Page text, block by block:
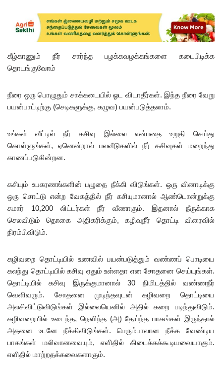
கீழ்காணும் நீர் சார்ந்த பழக்கவழக்கங்களை கடைபிடிக்க
தொடங்குவோம்
நீரை ஒரு பொழுதும் சாக்கடையில் ஓட விடாதீர்கள். இந்த நீரை வேறு
பயன்பாட்டிற்கு (செடிகளுக்கு, கழுவ) பயன்படுத்தலாம்.
உங்கள் வீட்டில் நீர் கசிவு இல்லை என்பதை உறுதி செய்து
கொள்ளுங்கள், ஏனென்றால் பலவீடுகளில் நீர் கசிவுகள் மறைந்து
காணப்படுகின்றன.
கசியும் உபகரணங்களின் பழுதை நீக்கி விடுங்கள். ஒரு வினாடிக்கு
ஒரு சொட்டு என்ற வேகத்தில் நீர் கசியுமானால் ஆண்டொன்றுக்கு
சுமார் 10,200 லிட்டர்கள் நீர் வீணாகும். இதனால் நீருக்காக
செலவிடும் தொகை அதிகரிக்கும், கழிவுநீர் தொட்டி விரைவில்
நிரம்பிவிடும்.
கழிவறை தொட்டியில் உணவில் பயன்படுத்தும் வண்ணப் பொடியை
கலந்து தொட்டியில் கசிவு ஏதும் உள்ளதா என சோதனை செய்யுங்கள்.
தொட்டியில் கசிவு இருக்குமானால் 30 நிமிடத்தில் வண்ணநீர்
வெளிவரும். சோதனை முடிந்தவுடன் கழிவறை தொட்டியை
அலசிவிட்டுவிடுங்கள் இல்லையெனில் அதில் கறை படிந்துவிடும்.
கழிவறையில் உடைந்த, நெளிந்த (அ) தேய்ந்த பாகங்கள் இருந்தால்
அதனை உடனே நீக்கிவிடுங்கள். பெரும்பாலான நீக்க வேண்டிய
பாகங்கள் மலிவானவையும், எளிதில் கிடைக்கக்கூடியவையாகும்.
எளிதில் மாற்றதக்கவைகளாகும்.